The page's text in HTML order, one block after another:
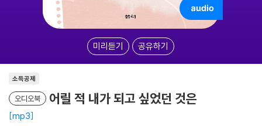
미리듣기 공유하기
소득공제
오디오북 어릴 적 내가 되고 싶었던 것은
mp3